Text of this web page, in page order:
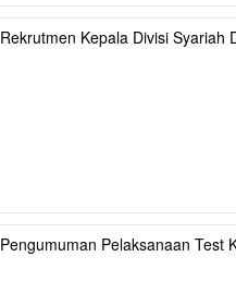
Rekrutmen Kepala Divisi Syariah
Pengumuman Pelaksanaan Test